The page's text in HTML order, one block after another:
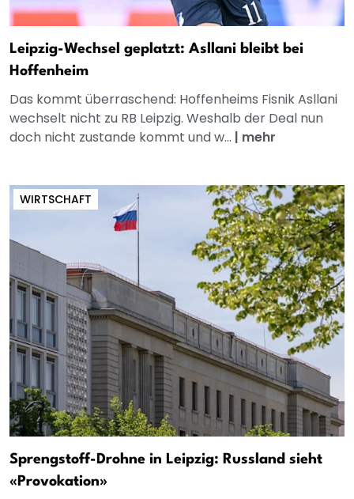
Leipzig-Wechsel geplatzt: Asllani bleibt bei
Hoffenheim
Das kommt überraschend: Hoffenheims Fisnik Asllani
wechselt nicht zu RB Leipzig. Weshalb der Deal nun
doch nicht zustande kommt und w... | mehr
WIRTSCHAFT
Sprengstoff-Drohne in Leipzig: Russland sieht
«Provokation»